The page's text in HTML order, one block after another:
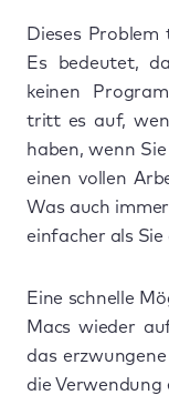
Dieses
Es bedeutet,
keinen
tritt es auf,
haben, wenn
einen vollen
Was auch
einfacher als Sie
Eine schnelle
Macs wieder
das
die